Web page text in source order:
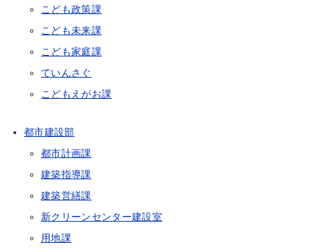
こども政策課
こども未来課
こども家庭課
ていんさぐ
こどもえがお課
都市建設部
都市計画課
建築指導課
建築営繕課
新クリーンセンター建設室
用地課